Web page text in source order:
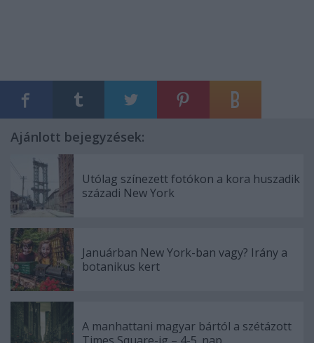
Ajánlott bejegyzések:
Utólag színezett fotókon a kora huszadik
századi New York
Januárban New York-ban vagy? Irány a
botanikus kert
A manhattani magyar bártól a szétázott